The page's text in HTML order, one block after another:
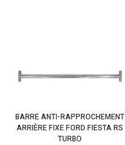
BARRE ANTI-RAPPROCHEMENT
ARRIÈRE FIXE FORD FIESTA RS
TURBO